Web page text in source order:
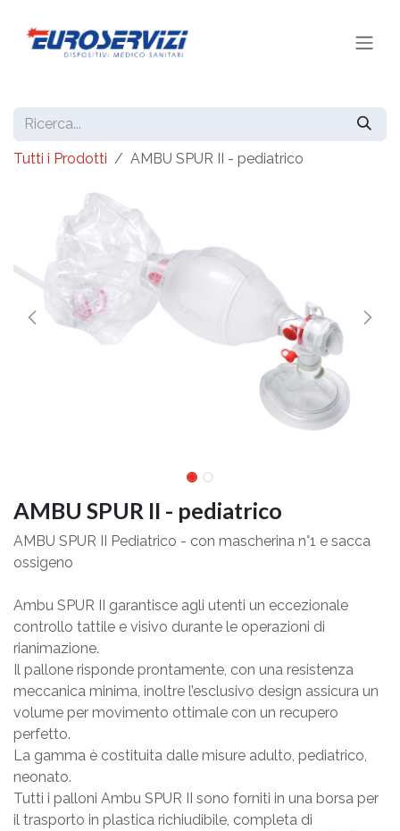
Tutti i Prodotti AMBU SPUR II - pediatrico
AMBU SPUR II - pediatrico
AMBU SPUR II Pediatrico - con mascherina n°1 e sacca
ossigeno
Ambu SPUR II garantisce agli utenti un eccezionale
controllo tattile e visivo durante le operazioni di
rianimazione.
Il pallone risponde prontamente, con una resistenza
meccanica minima, inoltre l’esclusivo design assicura un
volume per movimento ottimale con un recupero
perfetto.
La gamma è costituita dalle misure adulto, pediatrico,
neonato.
Tutti i palloni Ambu SPUR II sono forniti in una borsa per
il trasporto in plastica richiudibile, completa di